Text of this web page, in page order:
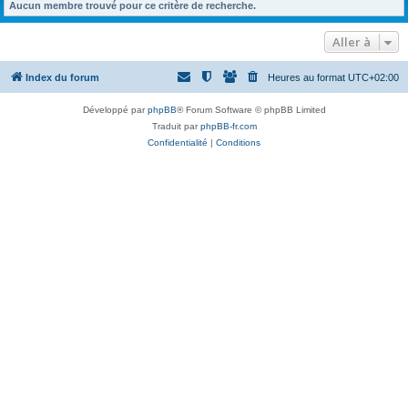
Aucun membre trouvé pour ce critère de recherche.
Aller à
Index du forum Heures au format UTC+02:00
Développé parphpBB® Forum Software © phpBB Limited
Traduit parphpBB-fr.com
Confidentialité | Conditions